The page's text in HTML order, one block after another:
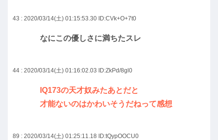
43 : 2020/03/14(土) 01:15:53.30 ID:CVk+O+7t0
なにこの優しさに満ちたスレ
44 : 2020/03/14(土) 01:16:02.03 ID:ZkPd/8gl0
IQ173の天才奴みたあとだと
才能ないのはかわいそうだねって感想
89 : 2020/03/14(土) 01:25:11.18 ID:tQypOOCU0